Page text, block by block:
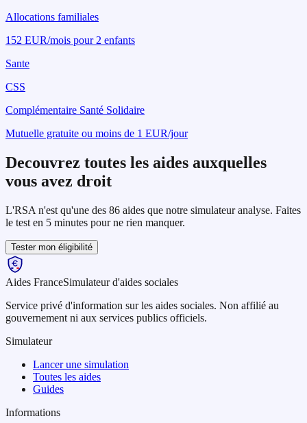
Allocations familiales
152 EUR/mois pour 2 enfants
Sante
CSS
Complémentaire Santé Solidaire
Mutuelle gratuite ou moins de 1 EUR/jour
Decouvrez toutes les aides auxquelles
vous avez droit
L'RSA n'est qu'une des 86 aides que notre simulateur analyse. Faites
le test en 5 minutes pour ne rien manquer.
Tester mon éligibilité
Aides FranceSimulateur d'aides sociales
Service privé d'information sur les aides sociales. Non affilié au
gouvernement ni aux services publics officiels.
Simulateur
Lancer une simulation
Toutes les aides
Guides
Informations